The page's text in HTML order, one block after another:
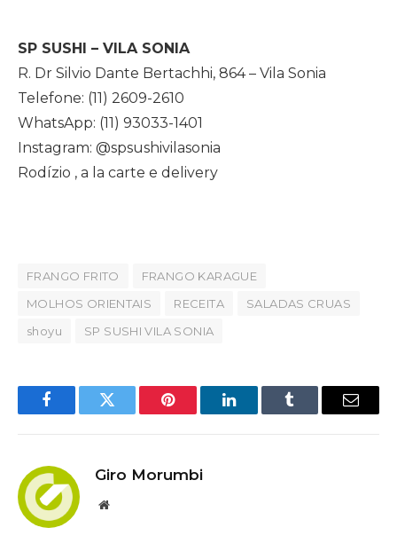
SP SUSHI – VILA SONIA
R. Dr Silvio Dante Bertachhi, 864 – Vila Sonia
Telefone: (11) 2609-2610
WhatsApp: (11) 93033-1401
Instagram: @spsushivilasonia
Rodízio , a la carte e delivery
FRANGO FRITO
FRANGO KARAGUE
MOLHOS ORIENTAIS
RECEITA
SALADAS CRUAS
shoyu
SP SUSHI VILA SONIA
FacebookTwitter Pinterest LinkedInTumblr Email
Giro Morumbi
Website